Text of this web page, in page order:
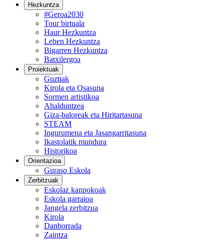
Hezkuntza
#Geroa2030
Tour birtuala
Haur Hezkuntza
Lehen Hezkuntza
Bigarren Hezkuntza
Batxilergoa
Proiektuak
Guztiak
Kirola eta Osasuna
Sormen artistikoa
Ahalduntzea
Giza-baloreak eta Hiritartasuna
STEAM
Ingurumena eta Jasangarritasuna
Ikastolatik mundura
Historikoa
Orientazioa
Guraso Eskola
Zerbitzuak
Eskolaz kanpokoak
Eskola garraioa
Jangela zerbitzua
Kirola
Danborrada
Zaintza